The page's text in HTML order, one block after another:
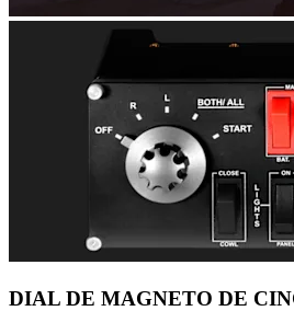
DIAL DE MAGNETO DE